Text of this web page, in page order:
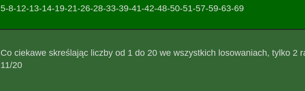
5-8-12-13-14-19-21-26-28-33-39-41-42-48-50-51-57-59-63-69
Co ciekawe skreślając liczby od 1 do 20 we wszystkich losowaniach, tylko 2
11/20